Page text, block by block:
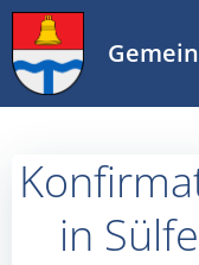
in